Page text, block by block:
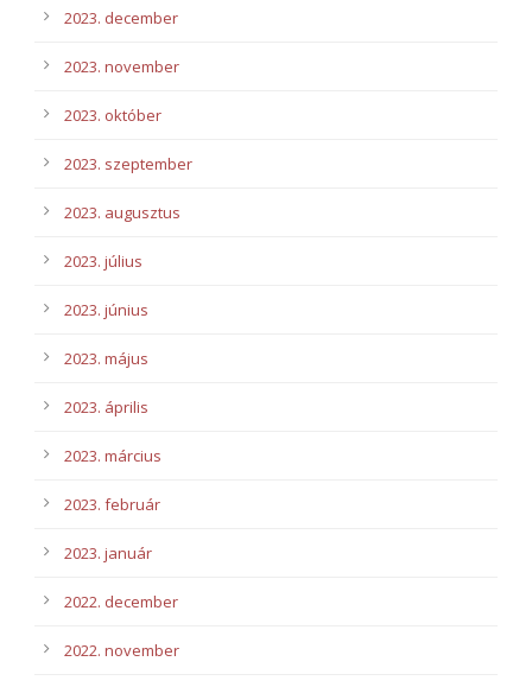
2023. december
2023. november
2023. október
2023. szeptember
2023. augusztus
2023. július
2023. június
2023. május
2023. április
2023. március
2023. február
2023. január
2022. december
2022. november